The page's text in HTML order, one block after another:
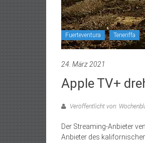
Fuerteventura Teneriffa
24. März 2021
Apple TV+
Veröffentlicht von:
Der Streaming-Anbieter
Anbieter des